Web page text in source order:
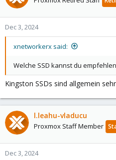
Dec 3, 2024
xnetworkerx said:
Welche SSD kannst du
Kingston SSDs sind allgemein
l.leahu-vladucu
Proxmox Staff Member
Dec 3, 2024